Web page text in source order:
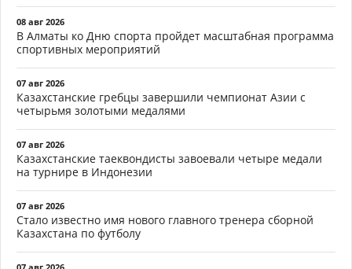
08 авг 2026
В Алматы ко Дню спорта пройдет масштабная программа
спортивных мероприятий
07 авг 2026
Казахстанские гребцы завершили чемпионат Азии с
четырьмя золотыми медалями
07 авг 2026
Казахстанские таеквондисты завоевали четыре медали
на турнире в Индонезии
07 авг 2026
Стало известно имя нового главного тренера сборной
Казахстана по футболу